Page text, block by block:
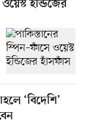
ইন্ডিজের
‘বিদেশি’